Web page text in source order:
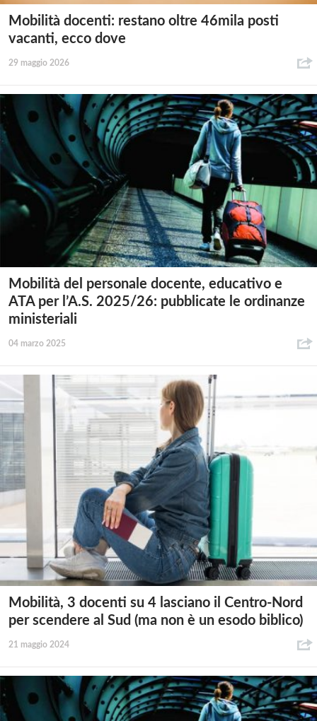
Mobilità docenti: restano oltre 46mila posti
vacanti, ecco dove
29 maggio 2026
Mobilità del personale docente, educativo e
ATA per l’A.S. 2025/26: pubblicate le ordinanze
ministeriali
04 marzo 2025
Mobilità, 3 docenti su 4 lasciano il Centro-Nord
per scendere al Sud (ma non è un esodo biblico)
21 maggio 2024